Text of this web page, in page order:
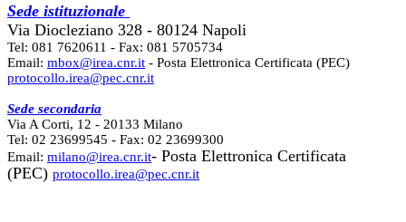
Sede istituzionale
Via Diocleziano 328 - 80124 Napoli
Tel: 081 7620611 - Fax: 081 5705734
Email: mbox@irea.cnr.it - Posta Elettronica Certificata (PEC)
protocollo.irea@pec.cnr.it
Sede secondaria
Via A Corti, 12 - 20133 Milano
Tel: 02 23699545 - Fax: 02 23699300
Email: milano@irea.cnr.it- Posta Elettronica Certificata
(PEC) protocollo.irea@pec.cnr.it